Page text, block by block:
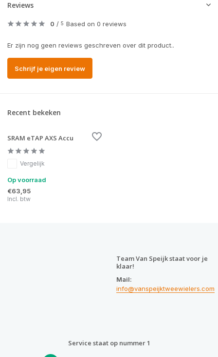
Reviews
0 / 5 Based on 0 reviews
Er zijn nog geen reviews geschreven over dit product..
Schrijf je eigen review
Recent bekeken
SRAM eTAP AXS Accu
Vergelijk
Op voorraad
€63,95
Incl. btw
Team Van Speijk staat voor je
klaar!
Mail:
info@vanspeijktweewielers.com
Service staat op nummer 1